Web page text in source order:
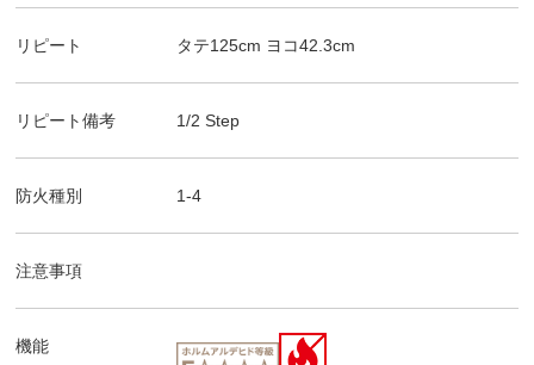
リピート タテ125cm ヨコ42.3cm
リピート備考 1/2 Step
防火種別 1-4
注意事項
機能